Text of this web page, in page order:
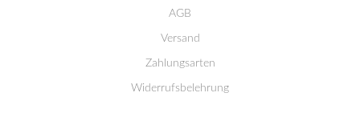
AGB
Versand
Zahlungsarten
Widerrufsbelehrung